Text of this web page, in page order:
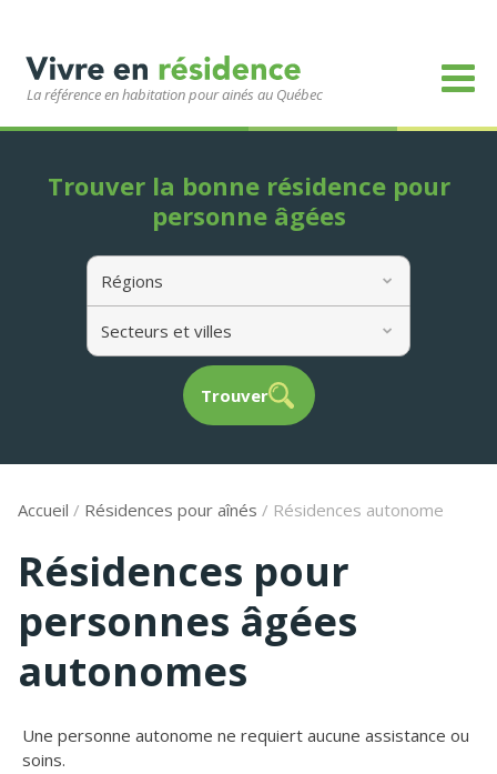
La référence en habitation pour ainés au Québec
Régions
Secteurs et villes
Trouver
Trouver la bonne résidence pour
personne âgées
Accueil / Résidences pour aînés / Résidences autonome
Résidences pour
personnes âgées
autonomes
Une personne autonome ne requiert aucune assistance ou
soins.